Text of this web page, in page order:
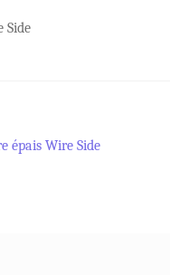
Side
épais Wire Side